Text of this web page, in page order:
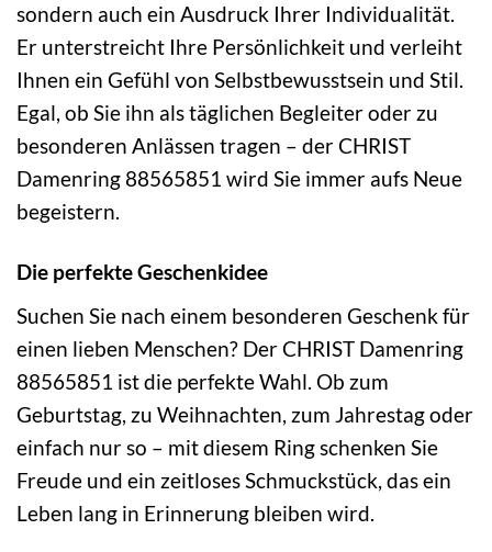
sondern auch ein Ausdruck Ihrer Individualität.
Er unterstreicht Ihre Persönlichkeit und verleiht
Ihnen ein Gefühl von Selbstbewusstsein und Stil.
Egal, ob Sie ihn als täglichen Begleiter oder zu
besonderen Anlässen tragen – der CHRIST
Damenring 88565851 wird Sie immer aufs Neue
begeistern.
Die perfekte Geschenkidee
Suchen Sie nach einem besonderen Geschenk für
einen lieben Menschen? Der CHRIST Damenring
88565851 ist die perfekte Wahl. Ob zum
Geburtstag, zu Weihnachten, zum Jahrestag oder
einfach nur so – mit diesem Ring schenken Sie
Freude und ein zeitloses Schmuckstück, das ein
Leben lang in Erinnerung bleiben wird.